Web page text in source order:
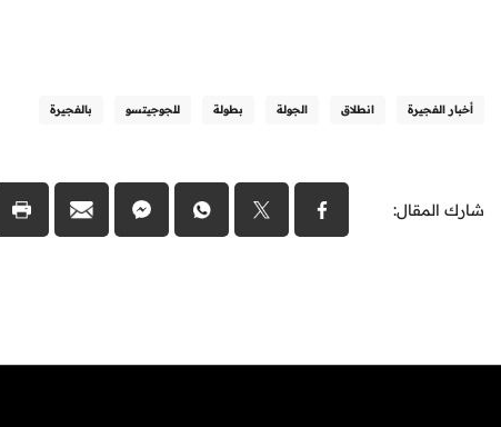
أخبار الفجيرة انطلاق الجولة بطولة للجوجيتسو بالفجيرة
شارك المقال: